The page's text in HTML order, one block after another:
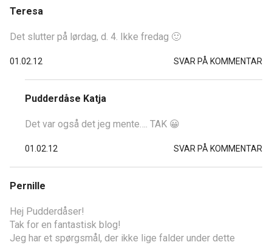
Teresa
Det slutter på lørdag, d. 4. Ikke fredag 🙂
01.02.12 SVAR PÅ KOMMENTAR
Pudderdåse Katja
Det var også det jeg mente…. TAK 😀
01.02.12 SVAR PÅ KOMMENTAR
Pernille
Hej Pudderdåser!
Tak for en fantastisk blog!
Jeg har et spørgsmål, der ikke lige falder under dette